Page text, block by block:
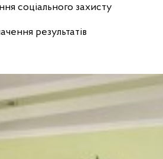
соціального захисту
результатів